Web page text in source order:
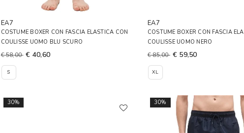
EA7
COSTUME BOXER CON FASCIA ELASTICA CON
COULISSE UOMO BLU SCURO
€ 58,00 € 40,60
S
EA7
COSTUME BOXER CON FASCIA
COULISSE UOMO NERO
€ 85,00 € 59,50
XL
30% 30%